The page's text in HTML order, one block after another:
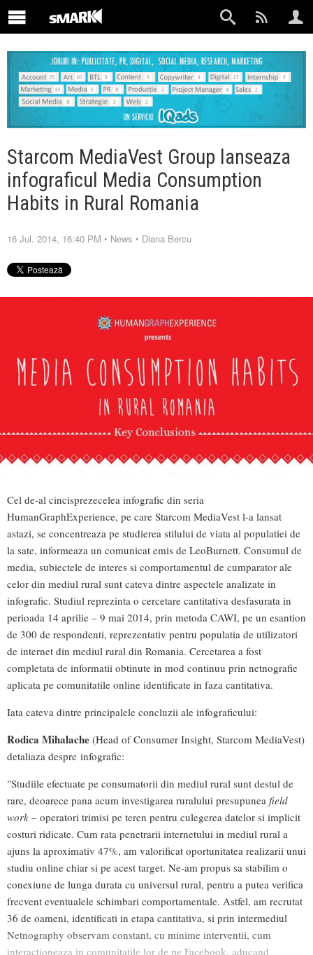
Starcom MediaVest Group lanseaza
infograficul Media Consumption
Habits in Rural Romania
16 Jul. 2014, 16:40 PM • News • Diana Bercu
Cel de-al cincisprezecelea infografic din seria
HumanGraphExperience, pe care Starcom MediaVest l-a lansat
astazi, se concentreaza pe studierea stilului de viata al populatiei de
la sate, informeaza un comunicat emis de LeoBurnett. Consumul de
media, subiectele de interes si comportamentul de cumparator ale
celor din mediul rural sunt cateva dintre aspectele analizate in
infografic. Studiul reprezinta o cercetare cantitativa desfasurata in
perioada 14 aprilie – 9 mai 2014, prin metoda CAWI, pe un esantion
de 300 de respondenti, reprezentativ pentru populatia de utilizatori
de internet din mediul rural din Romania. Cercetarea a fost
completata de informatii obtinute in mod continuu prin netnografie
aplicata pe comunitatile online identificate in faza cantitativa.
Iata cateva dintre principalele concluzii ale infograficului:
Rodica Mihalache (Head of Consumer Insight, Starcom MediaVest)
detaliaza despre infografic:
"Studiile efectuate pe consumatorii din mediul rural sunt destul de
rare, deoarece pana acum investigarea ruralului presupunea field
work – operatori trimisi pe teren pentru culegerea datelor si implicit
costuri ridicate. Cum rata penetrarii internetului in mediul rural a
ajuns la aproximativ 47%, am valorificat oportunitatea realizarii unui
studiu online chiar si pe acest target. Ne-am propus sa stabilim o
conexiune de lunga durata cu universul rural, pentru a putea verifica
frecvent eventualele schimbari comportamentale. Astfel, am recrutat
36 de oameni, identificati in etapa cantitativa, si prin intermediul
Netnography observam constant, cu minime interventii, cum
interactioneaza in comunitatile lor de pe Facebook, aducand